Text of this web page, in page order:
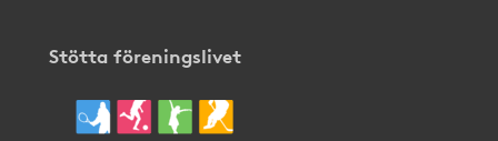
Stötta föreningslivet